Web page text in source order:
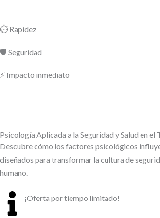
⏱️ Rapidez
🛡️ Seguridad
⚡ Impacto inmediato
Psicología Aplicada a la Seguridad y Salud en el
Descubre cómo los factores psicológicos
diseñados para transformar la cultura de
humano.
¡Oferta por tiempo limitado!